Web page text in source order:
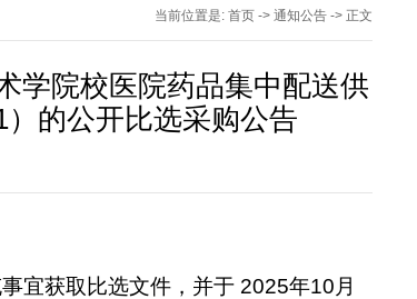
当前位置是: 首页-> 通知公告-> 正文
学院校医院药品集中配送供
的公开比选采购公告
宜获取比选文件，并于 2025年10月